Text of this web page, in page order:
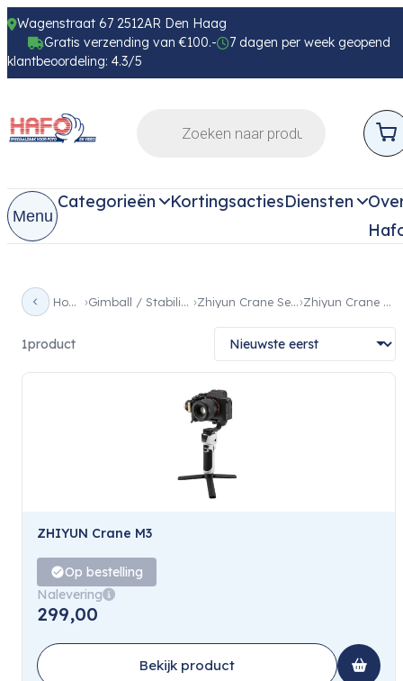
Wagenstraat 67 2512AR Den Haag
Gratis verzending van €100.-
7 dagen per week geopend
klantbeoordeling: 4.3/5
Menu
Categorieën KortingsactiesDiensten
Home Gimball / Stabilizer Zhiyun Crane Serie Zhiyun Crane M3
1product
ZHIYUN Crane M3
Op bestelling
Nalevering
299,00
Bekijk product